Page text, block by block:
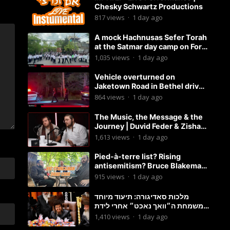
Chesky Schwartz Productions
817views · 1 day ago
A mock Hachnusas Sefer Torah
at the Satmar day camp on Fort
Hamilton Parkway.
1,035 views · 1 day ago
Vehicle overturned on
Jaketown Road in Bethel driver
arrested for driving while
864views · 1 day ago
The Music, the Message & the
Journey | Duvid Feder & Zisha
Surkis | Round Table #11
1,613 views · 1 day ago
Pied-à-terre list? Rising
antisemitism? Bruce Blakeman
chances? Podcast with
915 views · 1 day ago
מלכות סאדיגורה: תיעוד מיוחד
משמחת ה״וואך נאכט״ אחרי לידת
בן האדמו״ר-פשוט לצפות ולהנות
1,410views · 1 day ago